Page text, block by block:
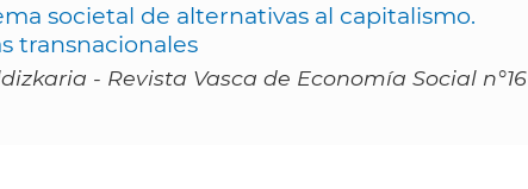
societal de alternativas al capitalismo.
transnacionales
- Revista Vasca de Economía Social n°16